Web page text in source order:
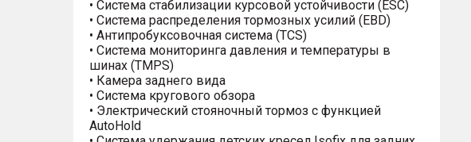
• Система стабилизации курсовой устойчивости (ESC)
• Система распределения тормозных усилий (EBD)
• Антипробуксовочная система (TCS)
• Система мониторинга давления и температуры в
шинах (TMPS)
• Камера заднего вида
• Система кругового обзора
• Электрический стояночный тормоз с функцией
AutoHold